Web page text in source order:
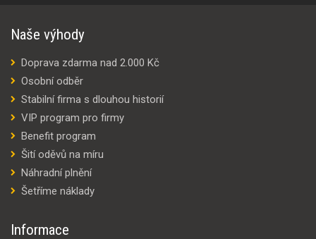
Naše výhody
Doprava zdarma nad 2.000 Kč
Osobní odběr
Stabilní firma s dlouhou historií
VIP program pro firmy
Benefit program
Šití oděvů na míru
Náhradní plnění
Šetříme náklady
Informace